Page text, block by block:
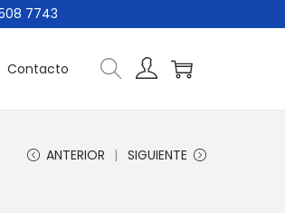
7743
Contacto
ANTERIOR SIGUIENTE